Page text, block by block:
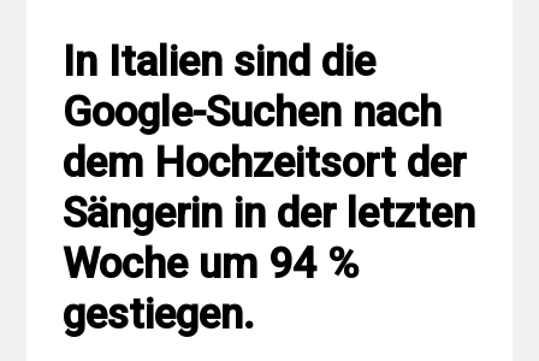
In Italien sind die
Google-Suchen nach
dem Hochzeitsort der
Sängerin in der letzten
Woche um 94 %
gestiegen.